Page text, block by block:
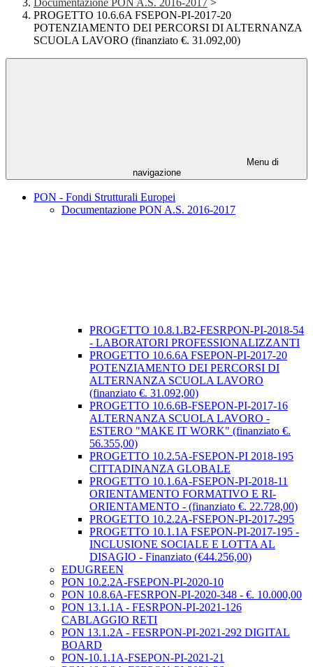
Documentazione PON A.S. 2016-2017 >
PROGETTO 10.6.6A FSEPON-PI-2017-20
POTENZIAMENTO DEI PERCORSI DI ALTERNANZA
SCUOLA LAVORO (finanziato €. 31.092,00)
Menu di
navigazione
PON - Fondi Strutturali Europei
Documentazione PON A.S. 2016-2017
PROGETTO 10.8.1.B2-FESRPON-PI-2018-54
- LABORATORI PROFESSIONALIZZANTI
PROGETTO 10.6.6A FSEPON-PI-2017-20
POTENZIAMENTO DEI PERCORSI DI
ALTERNANZA SCUOLA LAVORO
(finanziato €. 31.092,00)
PROGETTO 10.6.6B-FSEPON-PI-2017-16
ALTERNANZA SCUOLA LAVORO -
ESTERO "MAKE IT WORK" (finanziato €.
56.355,00)
PROGETTO 10.2.5A-FSEPON-PI 2018-195
CITTADINANZA GLOBALE
PROGETTO 10.1.6A-FSEPON-PI-2018-11
ORIENTAMENTO FORMATIVO E RI-
ORIENTAMENTO - (finanziato €. 22.728,00)
PROGETTO 10.2.2A-FSEPON-PI-2017-295
PROGETTO 10.1.1A FSEPON-PI-2017-195 -
INCLUSIONE SOCIALE E LOTTA AL
DISAGIO - Finanziato (€44.256,00)
EDUGREEN
PON 10.2.2A-FSEPON-PI-2020-10
PON 10.8.6A-FESRPON-PI-2020-348 - €. 10.000,00
PON 13.1.1A - FESRPON-PI-2021-126
CABLAGGIO RETI
PON 13.1.2A - FESRPON-PI-2021-292 DIGITAL
BOARD
PON-10.1.1A-FSEPON-PI-2021-21